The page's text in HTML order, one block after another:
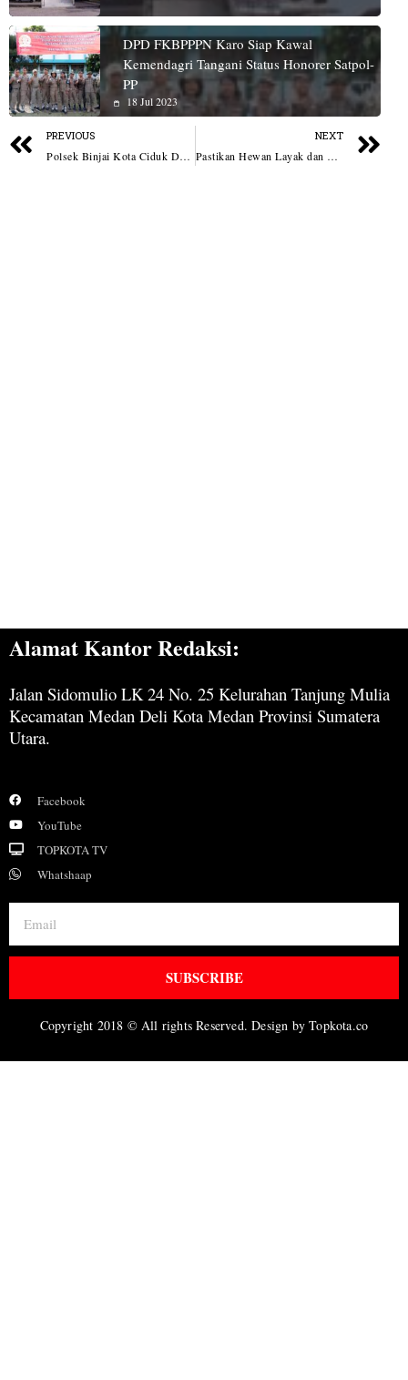
DPD FKBPPPN Karo Siap Kawal
Kemendagri Tangani Status Honorer Satpol-
PP
18 Jul 2023
PREVIOUS
Polsek Binjai Kota Ciduk Dua Pengedar Narkoba
NEXT
Pastikan Hewan Layak dan Sehat, Pemkab Asahan Gelar Pemeriksaan Kesehatan Hewan Qurban
Alamat Kantor Redaksi:
Jalan Sidomulio LK 24 No. 25 Kelurahan Tanjung Mulia
Kecamatan Medan Deli Kota Medan Provinsi Sumatera
Utara.
Facebook
YouTube
TOPKOTA TV
Whatshaap
SUBSCRIBE
Copyright 2018 © All rights Reserved. Design by Topkota.co